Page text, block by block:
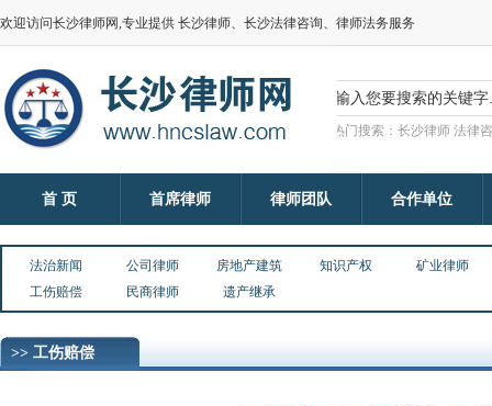
欢迎访问长沙律师网,专业提供 长沙律师、长沙法律咨询、律师法务服务
热门搜索：长沙律师 法律
首 页 首席律师 律师团队 合作单位
法治新闻 公司律师 房地产建筑 知识产权
矿业律师
工伤赔偿
民商律师 遗产继承
>> 工伤赔偿